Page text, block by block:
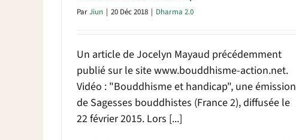
ParJiun | 20 Déc 2018 | Dharma 2.0
Un article de Jocelyn Mayaud précédemment
publié sur le site www.bouddhisme-action.net.
Vidéo : "Bouddhisme et handicap", une émission
de Sagesses bouddhistes (France 2), diffusée le
22 février 2015. Lors [...]